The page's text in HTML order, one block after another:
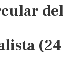
del
(24